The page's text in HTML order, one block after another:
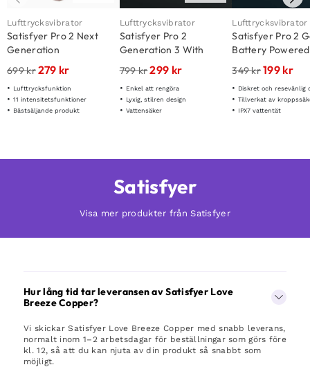
Lufttrycksvibrator
Satisfyer Pro 2 Next
Generation
699kr279 kr
Lufttrycksfunktion
11 intensitetsfunktioner
Bästsäljande produkt
Lufttrycksvibrator
Satisfyer Pro 2
Generation 3 With
Liquid Air Black
799kr299 kr
Enkel att rengöra
Lyxig, stilren design
Vattensäker
Lufttrycksvibrator
Satisfyer Pro 2
Battery Powered
349kr199 kr
Diskret och resevänlig
Tillverkat av
IPX7 vattentät
Satisfyer
Visa mer produkter från Satisfyer
Hur lång tid tar leveransen av Satisfyer Love
Breeze Copper?
Vi skickar Satisfyer Love Breeze Copper med snabb leverans,
normalt inom 1–2 arbetsdagar för beställningar som görs före
kl. 12, så att du kan njuta av din produkt så snabbt som
möjligt.